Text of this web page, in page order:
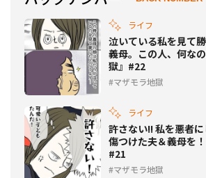
ライフ
泣いている私を見て
義母。この人、何な
獄』#22
マザモラ地獄
ライフ
許さない!! 私を悪者
傷つけた夫＆義母を
#21
マザモラ地獄